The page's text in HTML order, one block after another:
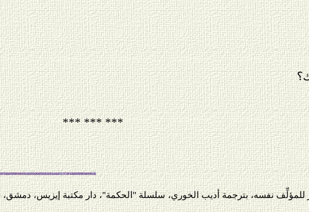
*** *** ***
للمؤلِّف نفسه، بترجمة أديب الخوري، سلسلة "الحكمة"، دار مكتبة إيزيس، دمشق، 2000.